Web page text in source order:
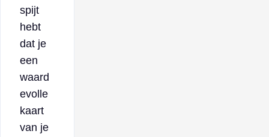
spijt
hebt
dat je
een
waard
evolle
kaart
van je